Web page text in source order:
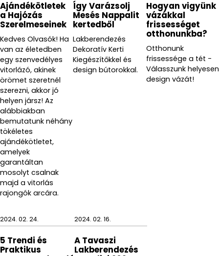
Ajándékötletek
a Hajózás
Szerelmeseinek
Kedves Olvasók! Ha
van az életedben
egy szenvedélyes
vitorlázó, akinek
örömet szeretnél
szerezni, akkor jó
helyen jársz! Az
alábbiakban
bemutatunk néhány
tökéletes
ajándékötletet,
amelyek
garantáltan
mosolyt csalnak
majd a vitorlás
rajongók arcára.
Így Varázsolj
Mesés Nappalit
kertedből
Lakberendezés
Dekoratív Kerti
Kiegészítőkkel és
design bútorokkal.
Hogyan vigyünk
vázákkal
frissességet
otthonunkba?
Otthonunk
frissessége a tét -
Válasszunk helyesen
design vázát!
2024. 02. 24.
5 Trendi és
Praktikus
2024. 02. 16.
A Tavaszi
Lakberendezés